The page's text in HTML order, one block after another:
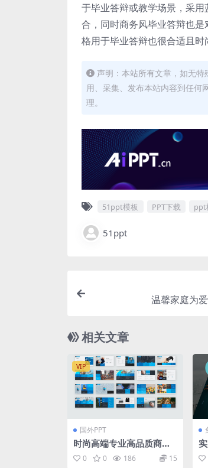
于毕业答辩或教学场景，采
合，同时商务风毕业答辩也
格用于毕业答辩也很合适且时
声明：本站所有文章，如无
用、采集、发布本站内容到任何
理。
51ppt模板 PPT下载 ppt
51ppt
温馨家庭为
相关文章
VIP
国外PPT
时尚高端专业高品质商业
商务powerpoint幻灯片
演示模板（pptx）
0 0 186 15